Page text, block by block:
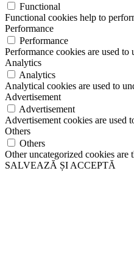
Functional
Functional cookies help to
Performance
Performance
Performance cookies are used
Analytics
Analytics
Analytical cookies are used to
Advertisement
Advertisement
Advertisement cookies are used
Others
Others
Other uncategorized cookies are
SALVEAZĂ ȘI ACCEPTĂ